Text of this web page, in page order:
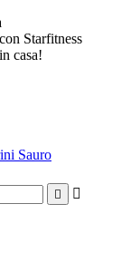
Starfitness
casa!

